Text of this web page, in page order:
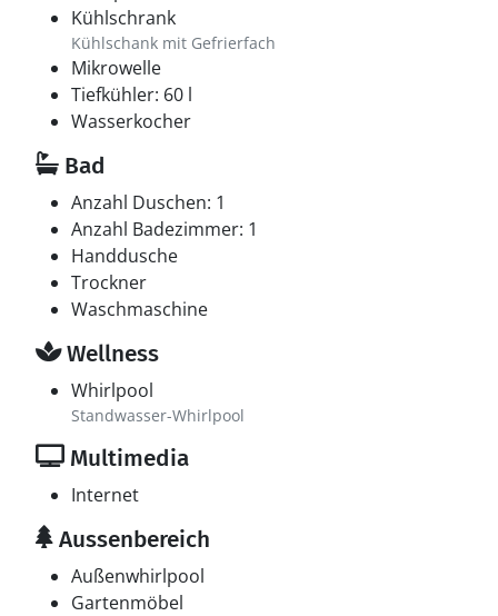
Kühlschrank
Kühlschank mit Gefrierfach
Mikrowelle
Tiefkühler: 60 l
Wasserkocher
Bad
Anzahl Duschen: 1
Anzahl Badezimmer: 1
Handdusche
Trockner
Waschmaschine
Wellness
Whirlpool
Standwasser-Whirlpool
Multimedia
Internet
Aussenbereich
Außenwhirlpool
Gartenmöbel